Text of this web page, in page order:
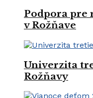
Podpora pre
v Rožňave
Univerzita
Rožňavy